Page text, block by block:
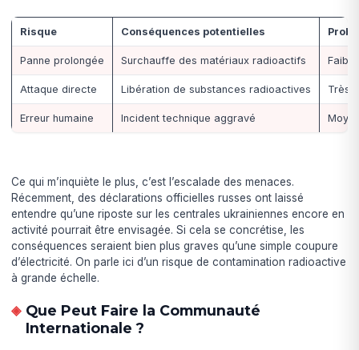
Risque Conséquences potentielles
Panne prolongée Surchauffe des matériaux radioactifs Faible
Attaque directe Libération de substances radioactives Très
Erreur humaine Incident technique aggravé
Ce qui m’inquiète le plus, c’est l’escalade des menaces.
Récemment, des déclarations officielles russes ont laissé
entendre qu’une riposte sur les centrales ukrainiennes encore en
activité pourrait être envisagée. Si cela se concrétise, les
conséquences seraient bien plus graves qu’une simple coupure
d’électricité. On parle ici d’un risque de contamination radioactive
à grande échelle.
Que Peut Faire la Communauté
Internationale ?